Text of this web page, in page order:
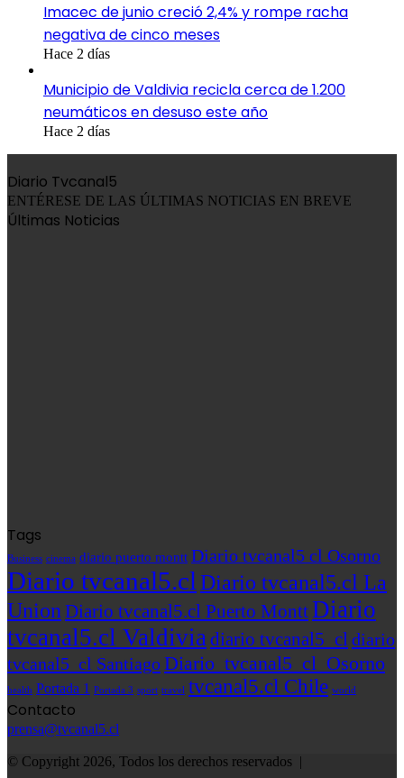
Imacec de junio creció 2,4% y rompe racha
negativa de cinco meses
Hace 2 días
Municipio de Valdivia recicla cerca de 1.200
neumáticos en desuso este año
Hace 2 días
Diario Tvcanal5
ENTÉRESE DE LAS ÚLTIMAS NOTICIAS EN BREVE
Últimas Noticias
Tags
Business cinema diario puerto montt Diario tvcanal5 cl Osorno
Diario tvcanal5.cl Diario tvcanal5.cl La
Union Diario tvcanal5.cl Puerto MonttDiario
tvcanal5.cl Valdivia diario tvcanal5_cl diario
tvcanal5_cl SantiagoDiario_tvcanal5_cl_Osorno
health Portada 1 Portada 3 sport travel tvcanal5.cl Chile world
Contacto
prensa@tvcanal5.cl
© Copyright 2026, Todos los derechos reservados |